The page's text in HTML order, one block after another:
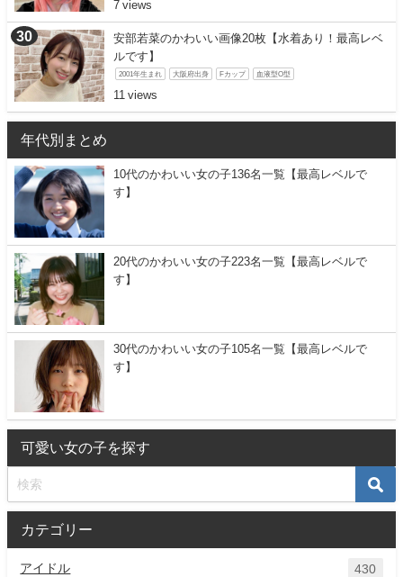
7
安部若菜のかわいい画像20枚【水着あり！最高レベ
ルです】
2001年生まれ 大阪府出身 Fカップ 血液型O型
11
年代別まとめ
10代のかわいい女の子136名一覧【最高レベルで
す】
20代のかわいい女の子223名一覧【最高レベルで
す】
30代のかわいい女の子105名一覧【最高レベルで
す】
可愛い女の子を探す
カテゴリー
アイドル 430